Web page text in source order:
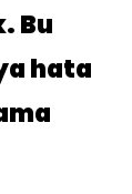
Bu
hata